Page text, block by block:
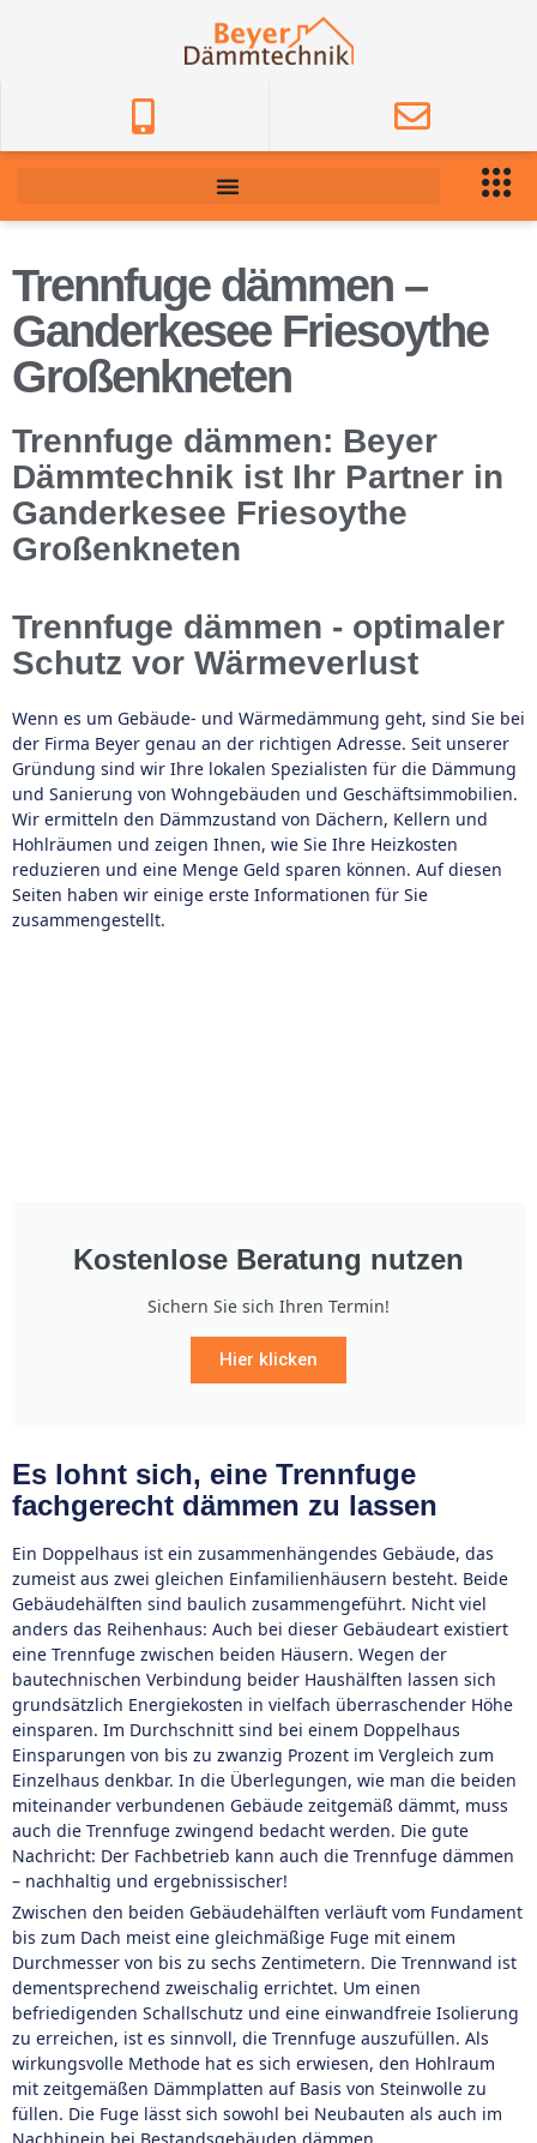
Trennfuge dämmen –
Ganderkesee Friesoythe
Großenkneten
Trennfuge dämmen: Beyer
Dämmtechnik ist Ihr Partner in
Ganderkesee Friesoythe
Großenkneten
Trennfuge dämmen - optimaler
Schutz vor Wärmeverlust
Wenn es um Gebäude- und Wärmedämmung geht, sind Sie bei
der Firma Beyer genau an der richtigen Adresse. Seit unserer
Gründung sind wir Ihre lokalen Spezialisten für die Dämmung
und Sanierung von Wohngebäuden und Geschäftsimmobilien.
Wir ermitteln den Dämmzustand von Dächern, Kellern und
Hohlräumen und zeigen Ihnen, wie Sie Ihre Heizkosten
reduzieren und eine Menge Geld sparen können. Auf diesen
Seiten haben wir einige erste Informationen für Sie
zusammengestellt.
Kostenlose Beratung nutzen
Sichern Sie sich Ihren Termin!
Hier klicken
Es lohnt sich, eine Trennfuge
fachgerecht dämmen zu lassen
Ein Doppelhaus ist ein zusammenhängendes Gebäude, das
zumeist aus zwei gleichen Einfamilienhäusern besteht. Beide
Gebäudehälften sind baulich zusammengeführt. Nicht viel
anders das Reihenhaus: Auch bei dieser Gebäudeart existiert
eine Trennfuge zwischen beiden Häusern. Wegen der
bautechnischen Verbindung beider Haushälften lassen sich
grundsätzlich Energiekosten in vielfach überraschender Höhe
einsparen. Im Durchschnitt sind bei einem Doppelhaus
Einsparungen von bis zu zwanzig Prozent im Vergleich zum
Einzelhaus denkbar. In die Überlegungen, wie man die beiden
miteinander verbundenen Gebäude zeitgemäß dämmt, muss
auch die Trennfuge zwingend bedacht werden. Die gute
Nachricht: Der Fachbetrieb kann auch die Trennfuge dämmen
– nachhaltig und ergebnissischer!
Zwischen den beiden Gebäudehälften verläuft vom Fundament
bis zum Dach meist eine gleichmäßige Fuge mit einem
Durchmesser von bis zu sechs Zentimetern. Die Trennwand ist
dementsprechend zweischalig errichtet. Um einen
befriedigenden Schallschutz und eine einwandfreie Isolierung
zu erreichen, ist es sinnvoll, die Trennfuge auszufüllen. Als
wirkungsvolle Methode hat es sich erwiesen, den Hohlraum
mit zeitgemäßen Dämmplatten auf Basis von Steinwolle zu
füllen. Die Fuge lässt sich sowohl bei Neubauten als auch im